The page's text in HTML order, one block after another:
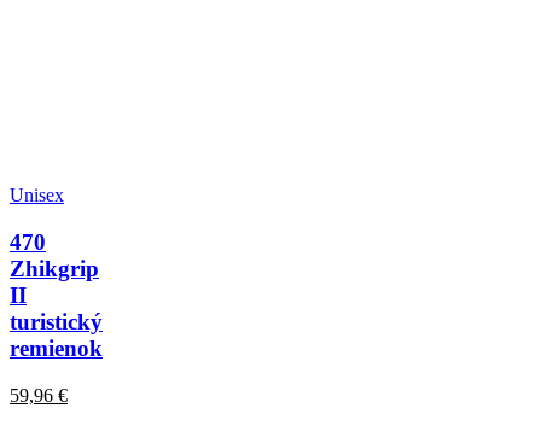
Unisex
470
Zhikgrip
II
turistický
remienok
59,96 €